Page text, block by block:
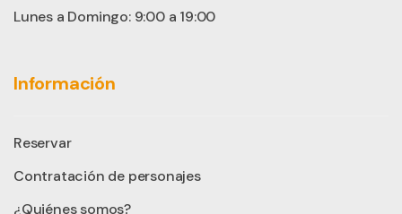
Lunes a Domingo: 9:00 a 19:00
Información
Reservar
Contratación de personajes
¿Quiénes somos?